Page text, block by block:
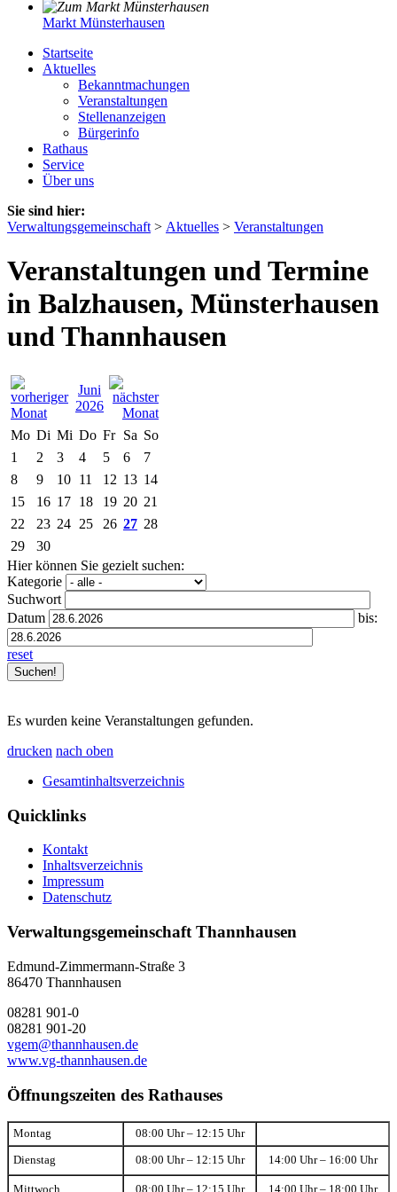
Markt Münsterhausen
Startseite
Aktuelles
Bekanntmachungen
Veranstaltungen
Stellenanzeigen
Bürgerinfo
Rathaus
Service
Über uns
Sie sind hier:
Verwaltungsgemeinschaft > Aktuelles > Veranstaltungen
Veranstaltungen und Termine
in Balzhausen, Münsterhausen
und Thannhausen
Juni
2026
Mo Di Mi Do Fr Sa So
1
2 3 4 5 6
7
8
9 10 11 12 13 14
15
16 17 18 19 20 21
22
23 24 25 26 27 28
29
30
Hier können Sie gezielt suchen:
Kategorie
Suchwort
Datum
bis:
reset
Es wurden keine Veranstaltungen gefunden.
drucken nach oben
Gesamtinhaltsverzeichnis
Quicklinks
Kontakt
Inhaltsverzeichnis
Impressum
Datenschutz
Verwaltungsgemeinschaft Thannhausen
Edmund-Zimmermann-Straße 3
86470 Thannhausen
08281 901-0
08281 901-20
vgem@thannhausen.de
www.vg-thannhausen.de
Öffnungszeiten des Rathauses
Montag 08:00 Uhr – 12:15 Uhr
Dienstag 08:00 Uhr – 12:15 Uhr 14:00 Uhr – 16:00 Uhr